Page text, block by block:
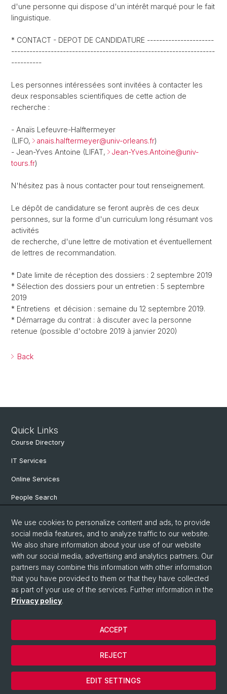
d'une personne qui dispose d'un intérêt marqué pour le fait
linguistique.
* CONTACT - DEPOT DE CANDIDATURE ----------------------
-------------------------------------------------------------------
----------
Les personnes intéressées sont invitées à contacter les
deux responsables scientifiques de cette action de
recherche :
- Anaïs Lefeuvre-Halftermeyer
(LIFO,
anais.halftermeyer@univ-orleans.fr)
- Jean-Yves Antoine (LIFAT,
Jean-Yves.Antoine@univ-
tours.fr)
N'hésitez pas à nous contacter pour tout renseignement.
Le dépôt de candidature se feront auprès de ces deux
personnes, sur la forme d'un curriculum long résumant vos
activités
de recherche, d'une lettre de motivation et éventuellement
de lettres de recommandation.
* Date limite de réception des dossiers : 2 septembre 2019
* Sélection des dossiers pour un entretien : 5 septembre
2019
* Entretiens et décision : semaine du 12 septembre 2019.
* Démarrage du contrat : à discuter avec la personne
retenue (possible d'octobre 2019 à janvier 2020)
Back
Quick Links
Course Directory
IT Services
Online Services
People Search
Documents & Links
News & Events
© University of Basel
Privacy Policy
Faculty of Humanities and Social Sciences
We use cookies to personalize content and ads, to provide
social media features, and to analyze traffic to our website.
We also share information about your use of our website
with our social media, advertising and analytics partners. Our
partners may combine this information with other information
that you have provided to them or that they have collected
as part of your use of the services. Further information in the
Privacy policy.
EDIT SETTINGS
REJECT
ACCEPT